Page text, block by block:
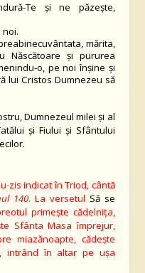
Te şi ne păzeşte,
noi.
mărita,
Născătoare şi pururea
o, pe noi înşine şi
lui Cristos Dumnezeu să
Dumnezeul milei şi al
şi Fiului şi Sfântului
zis indicat în Triod, cântă
140. La versetul Să se
primește cădelnița,
Sfânta Masa împrejur,
miazănoapte, cădește
intrând în altar pe ușa